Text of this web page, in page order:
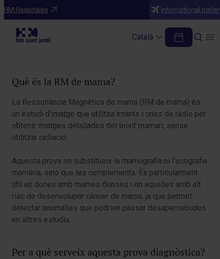
HM Hospitales International
Català
Diagnòstics
RM de mama
Què és la RM de mama?
La Ressonància Magnètica de mama (RM de mama) és
un estudi d’imatge que utilitza imants i ones de ràdio per
obtenir imatges detallades del teixit mamari, sense
utilitzar radiació.
Aquesta prova no substitueix la mamografia ni l’ecografia
mamària, sinó que les complementa. És particularment
útil en dones amb mames denses i en aquelles amb alt
risc de desenvolupar càncer de mama, ja que permet
detectar anomalies que podrien passar desapercebudes
en altres estudis.
Per a què serveix aquesta prova diagnòstica?